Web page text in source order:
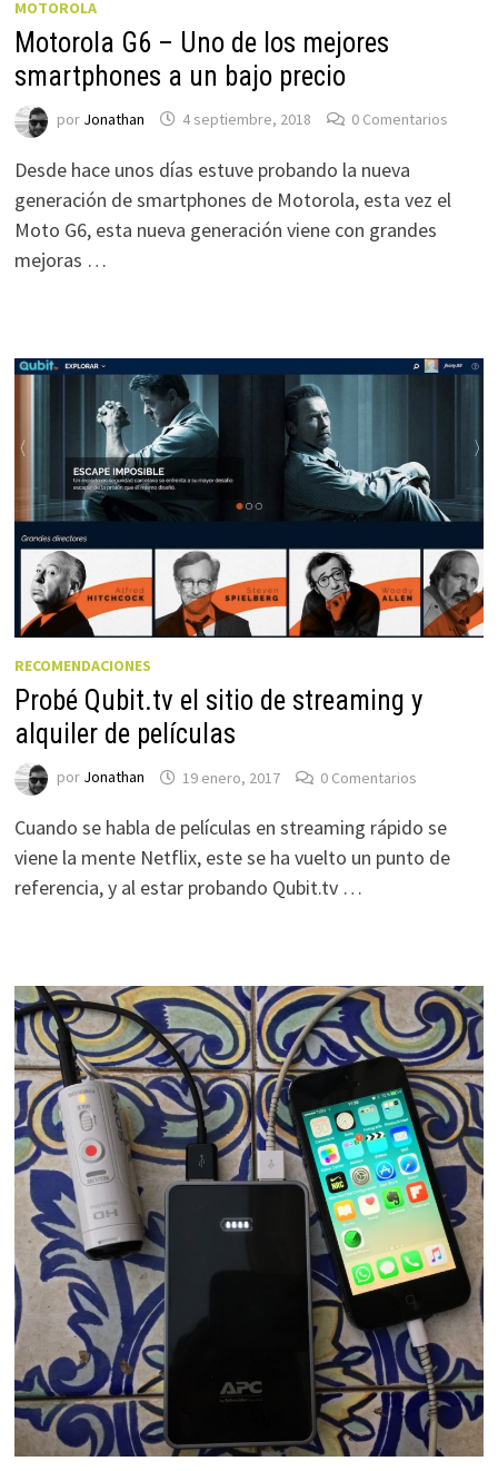
MOTOROLA
Motorola G6 – Uno de los mejores
smartphones a un bajo precio
por Jonathan 4 septiembre, 2018 0 Comentarios
Desde hace unos días estuve probando la nueva
generación de smartphones de Motorola, esta vez el
Moto G6, esta nueva generación viene con grandes
mejoras …
RECOMENDACIONES
Probé Qubit.tv el sitio de streaming y
alquiler de películas
por Jonathan 19 enero, 2017 0 Comentarios
Cuando se habla de películas en streaming rápido se
viene la mente Netflix, este se ha vuelto un punto de
referencia, y al estar probando Qubit.tv …